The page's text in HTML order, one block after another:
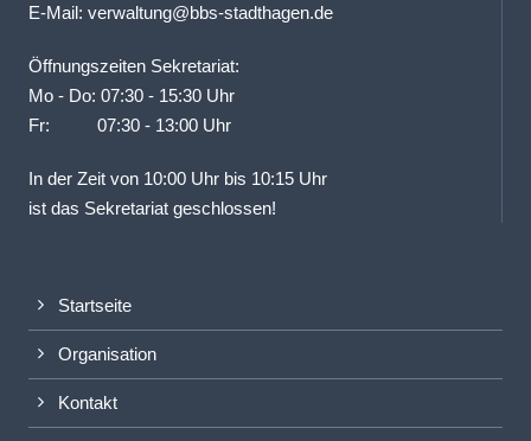
E-Mail: verwaltung@bbs-stadthagen.de
Öffnungszeiten Sekretariat:
Mo - Do: 07:30 - 15:30 Uhr
Fr: 07:30 - 13:00 Uhr
In der Zeit von 10:00 Uhr bis 10:15 Uhr
ist das Sekretariat geschlossen!
Startseite
Organisation
Kontakt